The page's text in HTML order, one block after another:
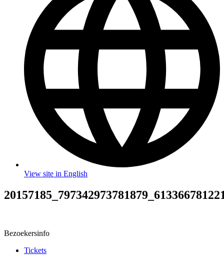
View site in English
Bezoekersinfo
Tickets